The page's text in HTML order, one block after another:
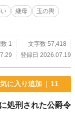
も前の作品なので、細か
界」とお考えください。
りやすいかもしれませ
継母
玉の輿
1
文字数 57,418
登録日 2026.07.19
に入り追加 11
処刑された公爵令